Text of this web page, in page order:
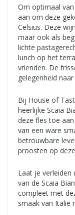
Om optimaal
aan om deze
Celsius. Deze
maar ook als
lichte
lunch op het
vrienden. De
gelegenheid
Bij House of
heerlijke Scaia
deze fles toe
van een ware
betrouwbare
proosten op
Laat je
van de Scaia
compleet met
smaak van Italië